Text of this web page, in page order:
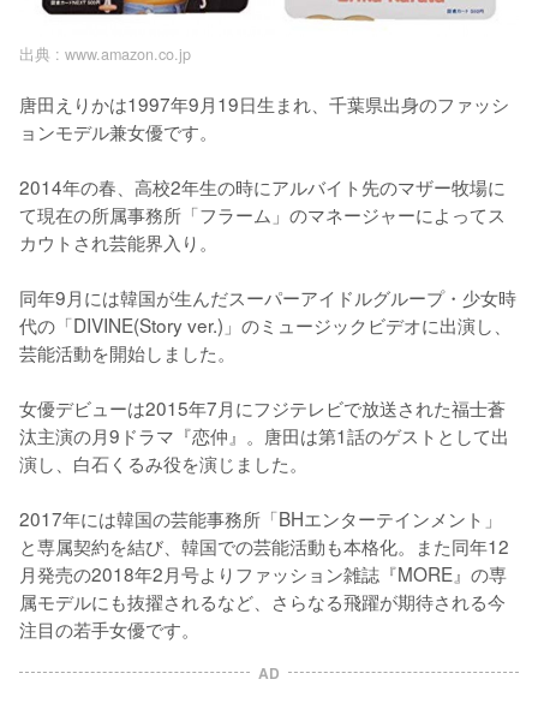
出典 : www.amazon.co.jp
唐田えりかは1997年9月19日生まれ、千葉県出身のファッシ
ョンモデル兼女優です。
2014年の春、高校2年生の時にアルバイト先のマザー牧場に
て現在の所属事務所「フラーム」のマネージャーによってス
カウトされ芸能界入り。
同年9月には韓国が生んだスーパーアイドルグループ・少女時
代の「DIVINE(Story ver.)」のミュージックビデオに出演し、
芸能活動を開始しました。
女優デビューは2015年7月にフジテレビで放送された福士蒼
汰主演の月9ドラマ『恋仲』。唐田は第1話のゲストとして出
演し、白石くるみ役を演じました。
2017年には韓国の芸能事務所「BHエンターテインメント」
と専属契約を結び、韓国での芸能活動も本格化。また同年12
月発売の2018年2月号よりファッション雑誌『MORE』の専
属モデルにも抜擢されるなど、さらなる飛躍が期待される今
注目の若手女優です。
AD